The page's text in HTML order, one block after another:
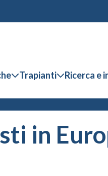
Trapianti Ricerca e
in